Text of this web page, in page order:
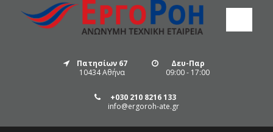
Πατησίων 67
10434 Αθήνα
Δευ-Παρ
09:00 - 17:00
+030 210 8216 133
info@ergoroh-ate.gr